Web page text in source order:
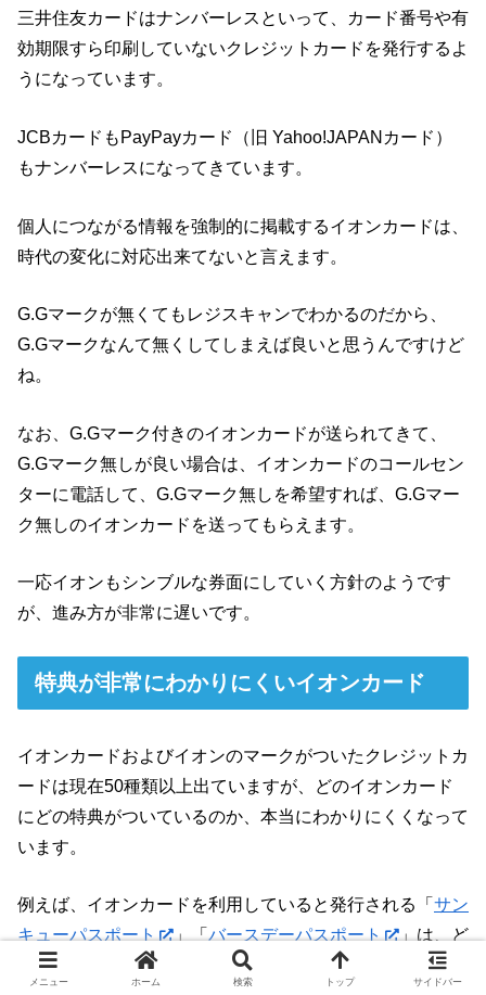
三井住友カードはナンバーレスといって、カード番号や有
効期限すら印刷していないクレジットカードを発行するよ
うになっています。
JCBカードもPayPayカード（旧 Yahoo!JAPANカード）
もナンバーレスになってきています。
個人につながる情報を強制的に掲載するイオンカードは、
時代の変化に対応出来てないと言えます。
G.Gマークが無くてもレジスキャンでわかるのだから、
G.Gマークなんて無くしてしまえば良いと思うんですけど
ね。
なお、G.Gマーク付きのイオンカードが送られてきて、
G.Gマーク無しが良い場合は、イオンカードのコールセン
ターに電話して、G.Gマーク無しを希望すれば、G.Gマー
ク無しのイオンカードを送ってもらえます。
一応イオンもシンブルな券面にしていく方針のようです
が、進み方が非常に遅いです。
特典が非常にわかりにくいイオンカード
イオンカードおよびイオンのマークがついたクレジットカ
ードは現在50種類以上出ていますが、どのイオンカード
にどの特典がついているのか、本当にわかりにくくなって
います。
例えば、イオンカードを利用していると発行される「 サン
キューパスポート
」「バースデーパスポート
」は、ど
のイオンカード・イオンのマークのクレジットカードなら
メニュー ホーム 検索 トップ サイドバー